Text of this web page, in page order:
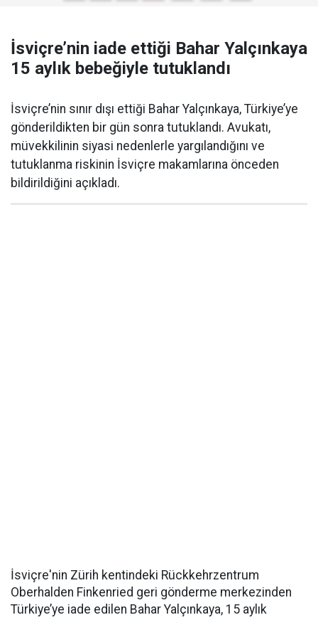
İsviçre’nin iade ettiği Bahar Yalçınkaya
15 aylık bebeğiyle tutuklandı
İsviçre’nin sınır dışı ettiği Bahar Yalçınkaya, Türkiye’ye
gönderildikten bir gün sonra tutuklandı. Avukatı,
müvekkilinin siyasi nedenlerle yargılandığını ve
tutuklanma riskinin İsviçre makamlarına önceden
bildirildiğini açıkladı.
İsviçre'nin Zürih kentindeki Rückkehrzentrum
Oberhalden Finkenried geri gönderme merkezinden
Türkiye’ye iade edilen Bahar Yalçınkaya, 15 aylık